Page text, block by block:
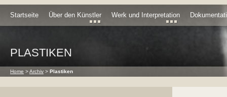
Startseite Über den Künstler Werk und Interpretation
PLASTIKEN
Home >Archiv > Plastiken